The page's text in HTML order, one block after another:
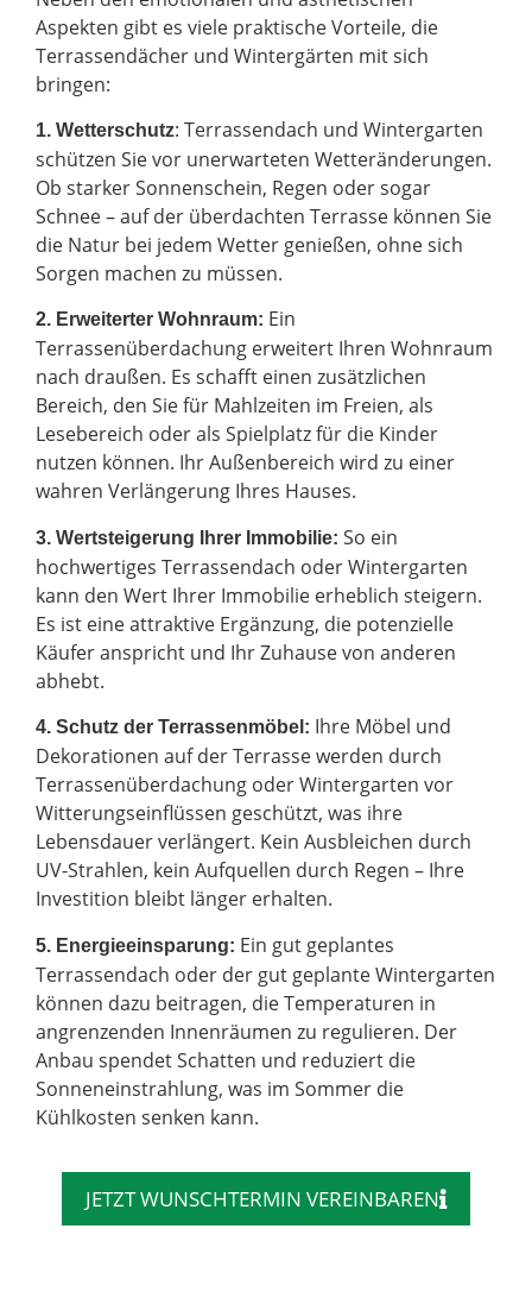
Aspekten gibt es viele praktische Vorteile, die
Terrassendächer und Wintergärten mit sich
bringen:
1. Wetterschutz: Terrassendach und Wintergarten
schützen Sie vor unerwarteten Wetteränderungen.
Ob starker Sonnenschein, Regen oder sogar
Schnee – auf der überdachten Terrasse können Sie
die Natur bei jedem Wetter genießen, ohne sich
Sorgen machen zu müssen.
2. Erweiterter Wohnraum: Ein
Terrassenüberdachung erweitert Ihren Wohnraum
nach draußen. Es schafft einen zusätzlichen
Bereich, den Sie für Mahlzeiten im Freien, als
Lesebereich oder als Spielplatz für die Kinder
nutzen können. Ihr Außenbereich wird zu einer
wahren Verlängerung Ihres Hauses.
3. Wertsteigerung Ihrer Immobilie: So ein
hochwertiges Terrassendach oder Wintergarten
kann den Wert Ihrer Immobilie erheblich steigern.
Es ist eine attraktive Ergänzung, die potenzielle
Käufer anspricht und Ihr Zuhause von anderen
abhebt.
4. Schutz der Terrassenmöbel: Ihre Möbel und
Dekorationen auf der Terrasse werden durch
Terrassenüberdachung oder Wintergarten vor
Witterungseinflüssen geschützt, was ihre
Lebensdauer verlängert. Kein Ausbleichen durch
UV-Strahlen, kein Aufquellen durch Regen – Ihre
Investition bleibt länger erhalten.
5. Energieeinsparung: Ein gut geplantes
Terrassendach oder der gut geplante Wintergarten
können dazu beitragen, die Temperaturen in
angrenzenden Innenräumen zu regulieren. Der
Anbau spendet Schatten und reduziert die
Sonneneinstrahlung, was im Sommer die
Kühlkosten senken kann.
JETZT WUNSCHTERMIN VEREINBAREN